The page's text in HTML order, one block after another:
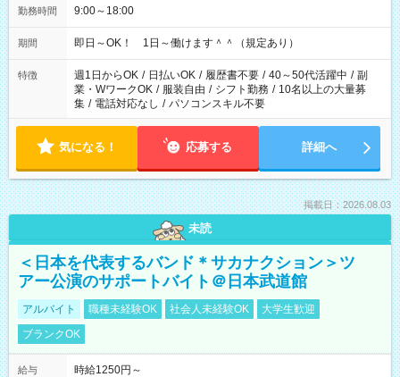
勤務時間 9:00～18:00
期間 即日～OK！ 1日～働けます＾＾（規定あり）
特徴 週1日からOK / 日払いOK / 履歴書不要 / 40～50代活躍中 / 副
業・WワークOK / 服装自由 / シフト勤務 / 10名以上の大量募
集 / 電話対応なし / パソコンスキル不要
気になる！ 応募する 詳細へ
掲載日：2026.08.03
未読
＜日本を代表するバンド＊サカナクション＞ツ
アー公演のサポートバイト＠日本武道館
アルバイト 職種未経験OK 社会人未経験OK
大学生歓迎
ブランクOK
給与
時給1250円～